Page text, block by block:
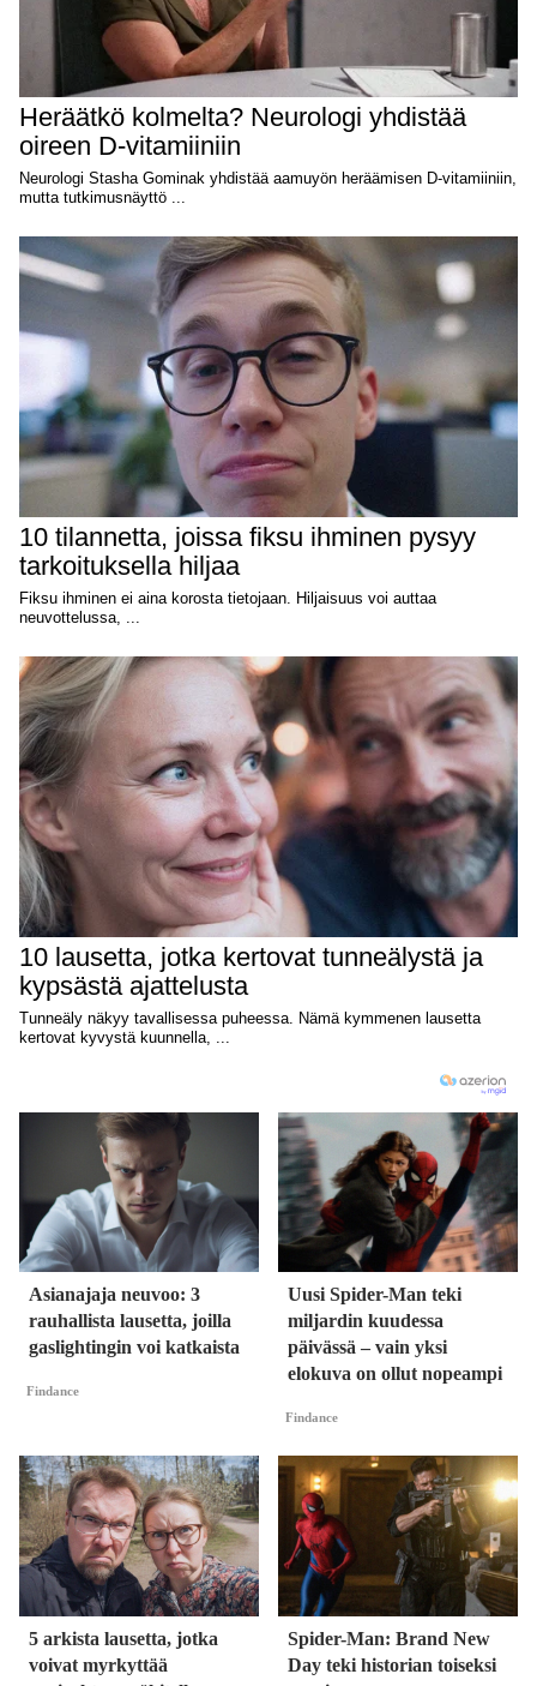
Asianajaja neuvoo: 3
rauhallista lausetta, joilla
gaslightingin voi katkaista
Findance
Uusi Spider-Man teki
miljardin kuudessa
päivässä – vain yksi
elokuva on ollut nopeampi
Findance
5 arkista lausetta, jotka
voivat myrkyttää
Spider-Man: Brand New
Day teki historian toiseksi